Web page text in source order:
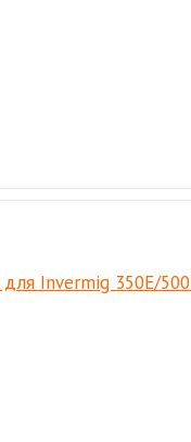
Invermig 350E/